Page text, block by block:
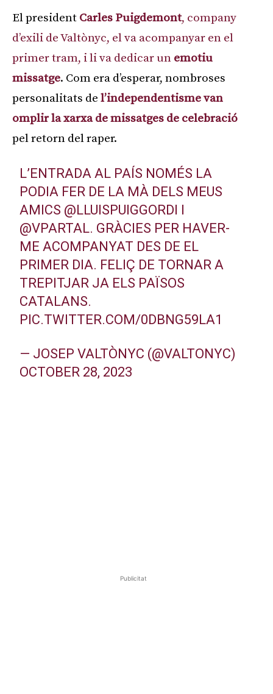
El president Carles Puigdemont, company
d’exili de Valtònyc, el va acompanyar en el
primer tram, i li va dedicar un emotiu
missatge. Com era d’esperar, nombroses
personalitats de l’independentisme van
omplir la xarxa de missatges de celebració
pel retorn del raper.
L’ENTRADA AL PAÍS NOMÉS LA
PODIA FER DE LA MÀ DELS MEUS
AMICS @LLUISPUIGGORDI I
@VPARTAL. GRÀCIES PER HAVER-
ME ACOMPANYAT DES DE EL
PRIMER DIA. FELIÇ DE TORNAR A
TREPITJAR JA ELS PAÏSOS
CATALANS.
PIC.TWITTER.COM/0DBNG59LA1
— JOSEP VALTÒNYC (@VALTONYC)
OCTOBER 28, 2023
Publicitat